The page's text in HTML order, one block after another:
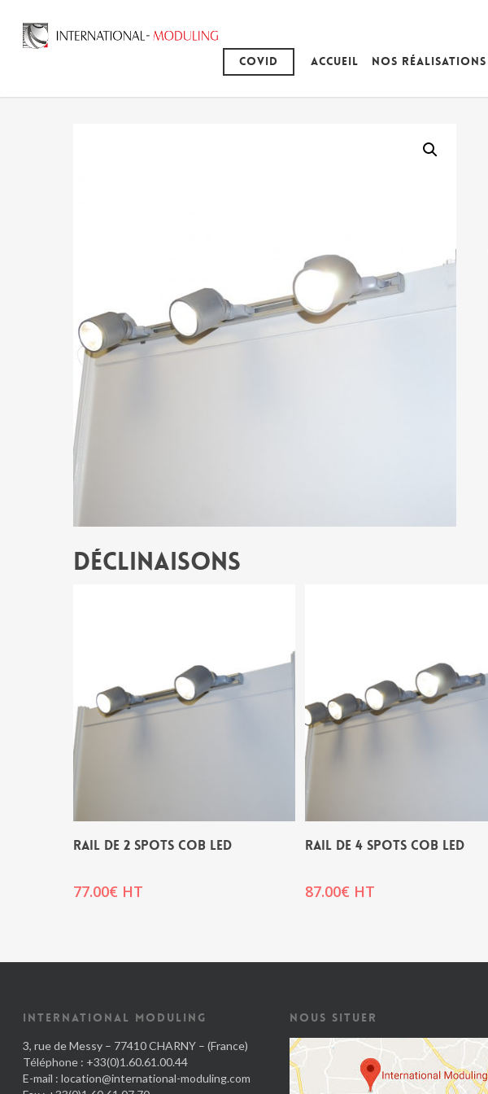
Covid Accueil Nos réalisations
Déclinaisons
RAIL DE 2 SPOTS COB LED
77.00€ HT
RAIL DE 4 SPOTS COB LED
87.00€ HT
INTERNATIONAL MODULING
3, rue de Messy – 77410 CHARNY – (France)
Téléphone : +33(0)1.60.61.00.44
E-mail : location@international-moduling.com
NOUS SITUER